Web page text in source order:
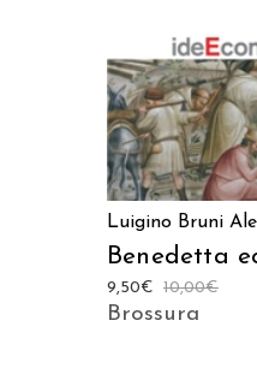
Luigino Bruni
Benedetta
10,00€
9,50€
Brossura